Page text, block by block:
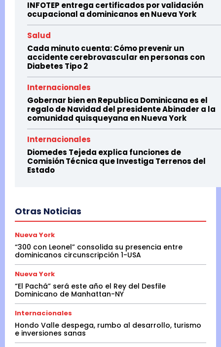
INFOTEP entrega certificados por validación
ocupacional a dominicanos en Nueva York
Salud
Cada minuto cuenta: Cómo prevenir un
accidente cerebrovascular en personas con
Diabetes Tipo 2
Internacionales
Gobernar bien en Republica Dominicana es el
regalo de Navidad del presidente Abinader a la
comunidad quisqueyana en Nueva York
Internacionales
Diomedes Tejeda explica funciones de
Comisión Técnica que Investiga Terrenos del
Estado
Otras Noticias
Nueva York
“300 con Leonel” consolida su presencia entre
dominicanos circunscripción 1-USA
Nueva York
“El Pachá” será este año el Rey del Desfile
Dominicano de Manhattan-NY
Internacionales
Hondo Valle despega, rumbo al desarrollo, turismo
e inversiones sanas